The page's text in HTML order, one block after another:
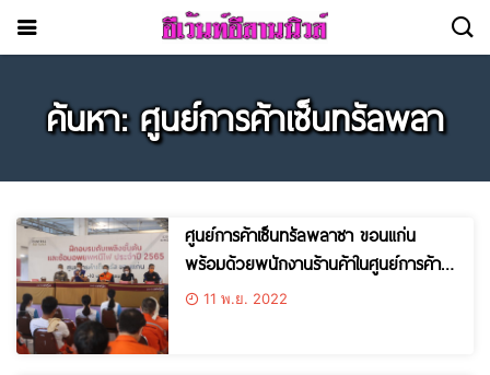
ค้นหา: ศูนย์การค้าเซ็นทรัลพลา
ศูนย์การค้าเซ็นทรัลพลาซา ขอนแก่น
พร้อมด้วยพนักงานร้านค้าในศูนย์การค้าฯ
ตลอดจนบริษัทในเครือ Central Group เข้า
11 พ.ย. 2022